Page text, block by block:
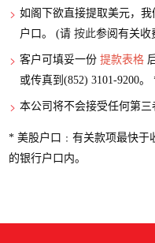
如阁下欲直接提取美元，
户口。 (请按此参阅有关收
客户可填妥一份提款表格
或传真到(852) 3101-9200。
本公司将不会接受任何第三
* 美股户口﹕有关款项最快于
的银行户口内。